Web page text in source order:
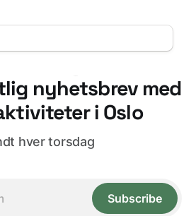
nyhetsbrev med
i Oslo
hver torsdag
Subscribe